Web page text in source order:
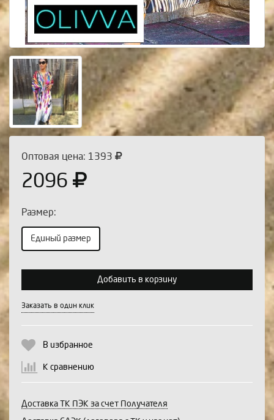
Оптовая цена: 1393
2096
Размер:
Единый размер
Выберите количество:
Продолжить Отмена
Добавить в корзину
Заказать в один клик
В избранное
К сравнению
Доставка ТК ПЭК за счет Получателя